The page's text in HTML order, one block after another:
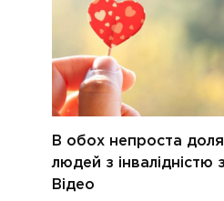
В обох непроста
людей з інвалідністю
Відео